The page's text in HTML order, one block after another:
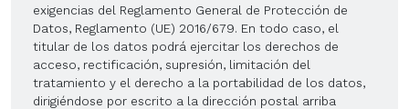
exigencias del Reglamento General de Protección de
Datos, Reglamento (UE) 2016/679. En todo caso, el
titular de los datos podrá ejercitar los derechos de
acceso, rectificación, supresión, limitación del
tratamiento y el derecho a la portabilidad de los datos,
dirigiéndose por escrito a la dirección postal arriba